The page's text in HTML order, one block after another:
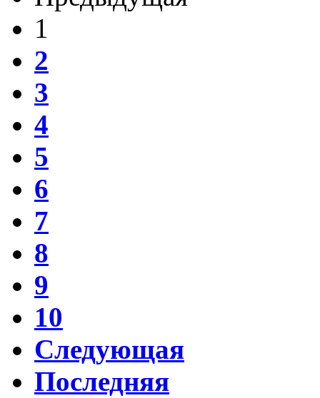
1
2
3
4
5
6
7
8
9
10
Следующая
Последняя